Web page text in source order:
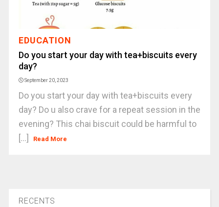
EDUCATION
Do you start your day with tea+biscuits every
day?
September 20, 2023
Do you start your day with tea+biscuits every
day? Do u also crave for a repeat session in the
evening? This chai biscuit could be harmful to
[...]
Read More
RECENTS